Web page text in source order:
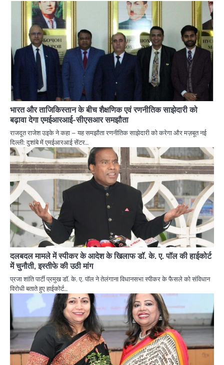
भारत और ताजिकिस्तान के बीच शैक्षणिक एवं रणनीतिक साझेदारी को
बढ़ावा देगा एमईआरआई-सीएसआर समझौता
राजदूत राजेश उइके ने कहा – यह समझौता रणनीतिक साझेदारी को करेगा और मज़बूत नई
दिल्ली: दुशांबे में एमईआरआई सेंटर…
दलबदल मामले में स्पीकर के आदेश के खिलाफ डॉ. के. ए. पॉल की हाईकोर्ट
में चुनौती, इस्तीफे की उठी मांग
प्रजा शांति पार्टी प्रमुख डॉ. के. ए. पॉल ने तेलंगाना विधानसभा स्पीकर के फैसले को संविधान
विरोधी बताते हुए हाईकोर्ट…